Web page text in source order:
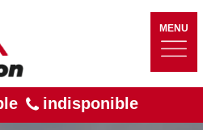
MENU
indisponible